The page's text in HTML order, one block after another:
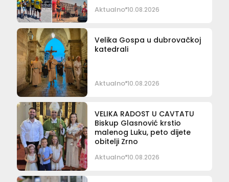
Aktualno 10.08.2026
Velika Gospa u dubrovačkoj
katedrali
Aktualno 10.08.2026
VELIKA RADOST U CAVTATU
Biskup Glasnović krstio
malenog Luku, peto dijete
obitelji Zrno
Aktualno 10.08.2026